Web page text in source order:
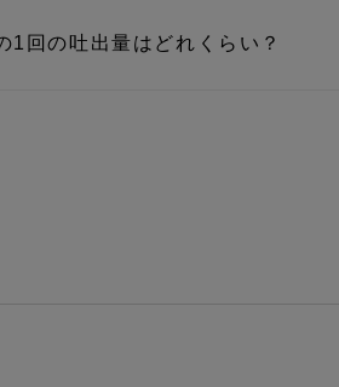
1回の吐出量はどれくらい？